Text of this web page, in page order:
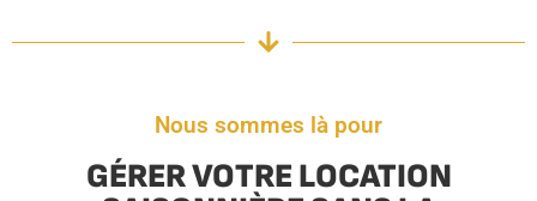
Nous sommes là pour
GÉRER VOTRE LOCATION